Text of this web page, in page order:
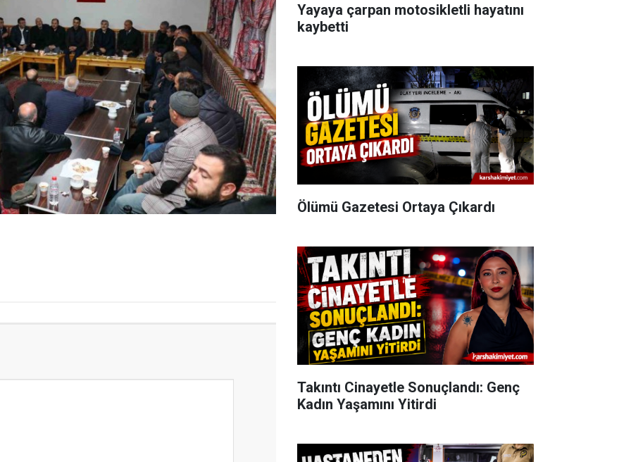
Yayaya çarpan motosikletli hayatını
kaybetti
Ölümü Gazetesi Ortaya Çıkardı
Takıntı Cinayetle Sonuçlandı: Genç
Kadın Yaşamını Yitirdi